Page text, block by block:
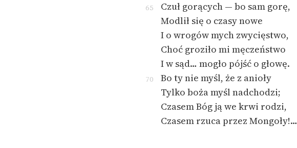
65
Czuł gorących — bo sam gorę,
Modlił się o czasy nowe
I o wrogów mych zwycięstwo,
Choć groziło mi męczeństwo
I w sąd… mogło pójść o głowę.
70
Bo ty nie myśl, że z anioły
Tylko boża myśl nadchodzi;
Czasem Bóg ją we krwi rodzi,
Czasem rzuca przez Mongoły!…